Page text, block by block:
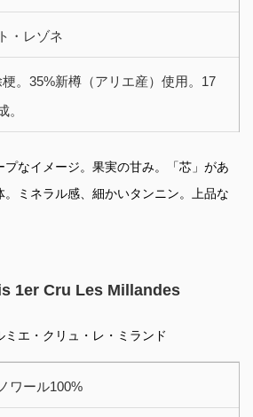
・レゾネ
梗。35%新樽（アリエ産）使用。17
。
プなイメージ。果実の甘み。「芯」があ
。ミネラル感、細かいタンニン。上品な
1er Cru Les Millandes
ミエ・クリュ・レ・ミランド
ワール100%